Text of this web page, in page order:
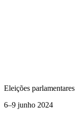
Eleições parlamentares
6–9 junho 2024